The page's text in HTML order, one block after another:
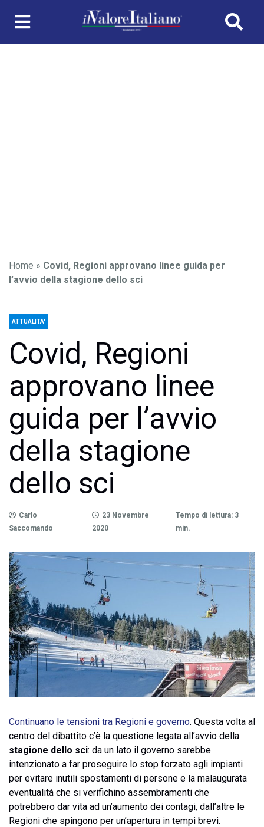
Home » Covid, Regioni approvano linee guida per
l’avvio della stagione dello sci
ATTUALITA'
Covid, Regioni
approvano linee
guida per l’avvio
della stagione
dello sci
Carlo
Saccomando
23 Novembre
2020
Tempo di lettura: 3
min.
Continuano le tensioni tra Regioni e governo. Questa volta al
centro del dibattito c’è la questione legata all’avvio della
stagione dello sci: da un lato il governo sarebbe
intenzionato a far proseguire lo stop forzato agli impianti
per evitare inutili spostamenti di persone e la malaugurata
eventualità che si verifichino assembramenti che
potrebbero dar vita ad un’aumento dei contagi, dall’altre le
Regioni che spingono per un’apertura in tempi brevi.